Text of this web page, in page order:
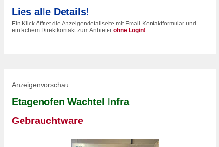
Lies alle Details!
Ein Klick öffnet die Anzeigendetailseite mit Email-Kontaktformular und
einfachem Direktkontakt zum Anbieter ohne Login!
Anzeigenvorschau:
Etagenofen Wachtel Infra
Gebrauchtware